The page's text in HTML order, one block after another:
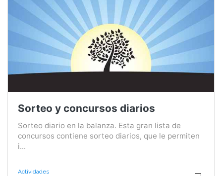
Sorteo y concursos diarios
Sorteo diario en la balanza. Esta gran lista de
concursos contiene sorteo diarios, que le permiten
i...
Actividades